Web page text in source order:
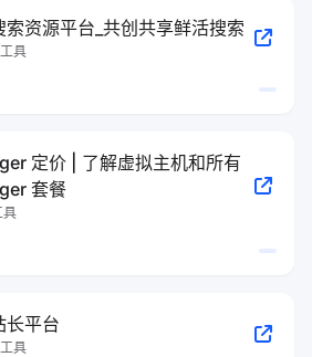
索资源平台_共创共享鲜活搜索
具
定价 | 了解虚拟主机和所有
套餐
具
长平台
具